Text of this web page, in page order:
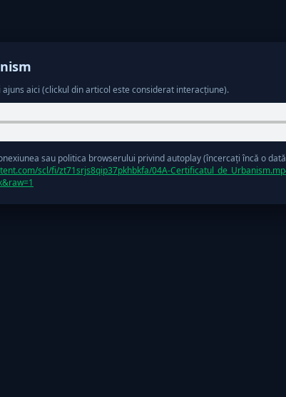
aici (clickul din articol este considerat interacțiune).
sau politica browserului privind autoplay (încercați încă o
scl/fi/zt71srjs8qip37pkhbkfa/04A-